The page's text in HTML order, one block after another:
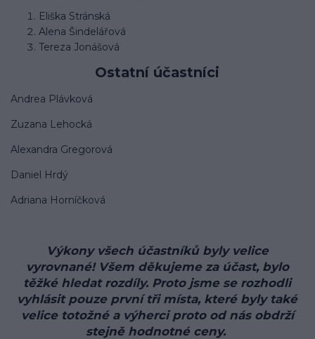
Eliška Stránská
Alena Šindelářová
Tereza Jonášová
Ostatní účastníci
Andrea Plávková
Zuzana Lehocká
Alexandra Gregorová
Daniel Hrdý
Adriana Horníčková
Výkony všech účastníků byly velice
vyrovnané! Všem děkujeme za účast, bylo
těžké hledat rozdíly. Proto jsme se rozhodli
vyhlásit pouze první tři místa, které byly také
velice totožné a výherci proto od nás obdrží
stejně hodnotné ceny.